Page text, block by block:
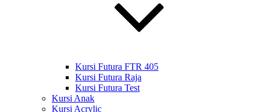
Kursi Futura FTR 405
Kursi Futura Raja
Kursi Futura Test
Kursi Anak
Kursi Acrylic